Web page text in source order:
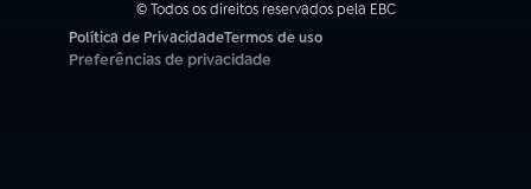
© Todos os direitos reservados pela EBC
Política de Privacidade
(abre em nova aba)
Termos de uso
(abre em nova aba)
Preferências de privacidade